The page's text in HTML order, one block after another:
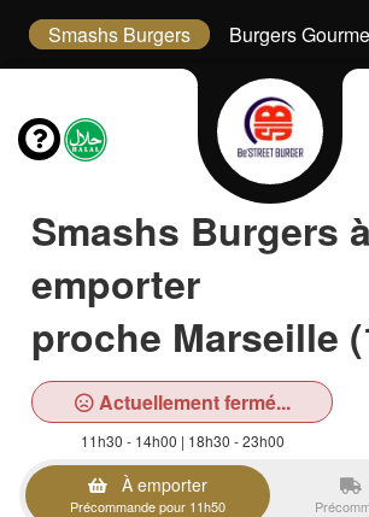
Smashs Burgers Burgers
Smashs Burgers à
emporter
proche Marseille
Actuellement fermé...
11h30 - 14h00 | 18h30 - 23h00
À emporter
Précommande pour 11h50